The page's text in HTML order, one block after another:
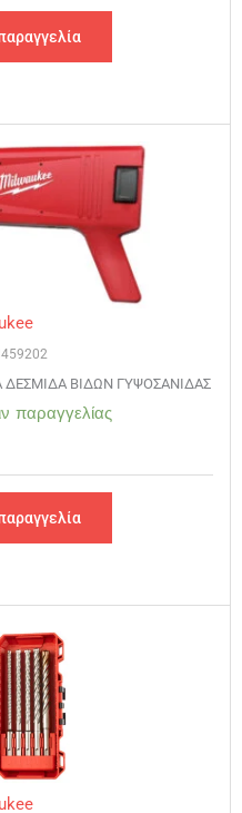
ΔΕΣΜΙΔΑ ΒΙΔΩΝ ΓΥΨΟΣΑΝΙΔΑΣ
παραγγελίας